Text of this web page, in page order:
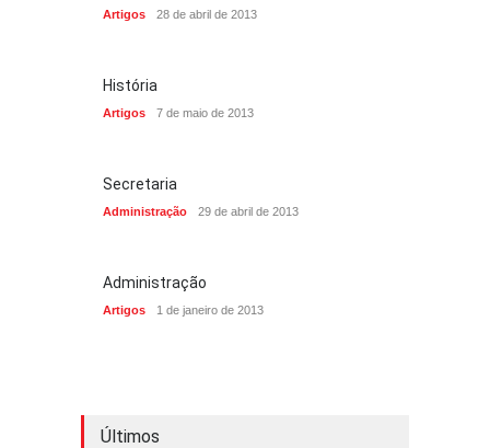
Artigos 28 de abril de 2013
História
Artigos 7 de maio de 2013
Secretaria
Administração 29 de abril de 2013
Administração
Artigos 1 de janeiro de 2013
Últimos